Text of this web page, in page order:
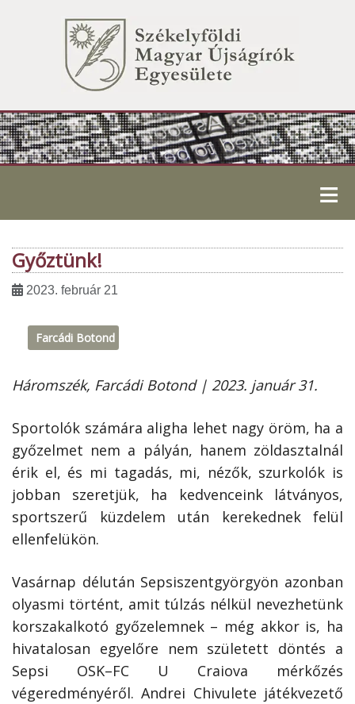
≡
Győztünk!
2023. február 21
Farcádi Botond
Háromszék, Farcádi Botond | 2023. január 31.
Sportolók számára aligha lehet nagy öröm, ha a
győzelmet nem a pályán, hanem zöldasztalnál
érik el, és mi tagadás, mi, nézők, szurkolók is
jobban szeretjük, ha kedvenceink látványos,
sportszerű küzdelem után kerekednek felül
ellenfelükön.
Vasárnap délután Sepsiszentgyörgyön azonban
olyasmi történt, amit túlzás nélkül nevezhetünk
korszakalkotó győzelemnek – még akkor is, ha
hivatalosan egyelőre nem született döntés a
Sepsi OSK–FC U Craiova mérkőzés
végeredményéről. Andrei Chivulete játékvezető